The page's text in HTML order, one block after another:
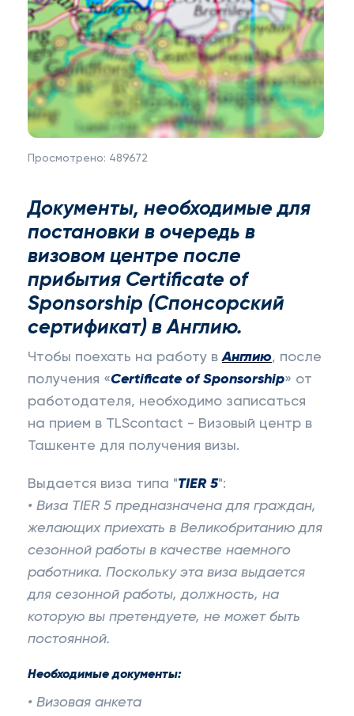
Просмотрено: 489672
Документы, необходимые для
постановки в очередь в
визовом центре после
прибытия Certificate of
Sponsorship (Спонсорский
сертификат) в Англию.
Чтобы поехать на работу вАнглию, после
получения «Certificate of Sponsorship» от
работодателя, необходимо записаться
на прием в TLScontact - Визовый центр в
Ташкенте для получения визы.
Выдается виза типа "TIER 5":
• Виза TIER 5 предназначена для граждан,
желающих приехать в Великобританию для
сезонной работы в качестве наемного
работника. Поскольку эта виза выдается
для сезонной работы, должность, на
которую вы претендуете, не может быть
постоянной.
Необходимые документы:
• Визовая анкета